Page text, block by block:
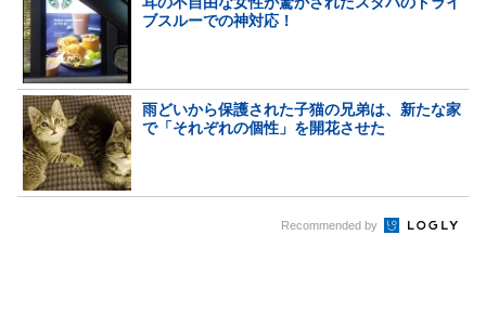
ブスルーでの神対応！
雨どいから保護された子猫の兄弟は、新たな家
で「それぞれの個性」を開花させた
Recommended by